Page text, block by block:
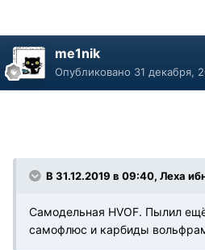
me1nik
Опубликовано 31 декабря,
В 31.12.2019 в 09:40, Леха
Самодельная HVOF. Пылил
самофлюс и карбиды